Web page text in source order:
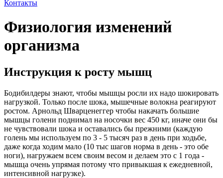
Контакты
Физиология изменений
организма
Инструкция к росту мышц
Бодибилдеры знают, чтобы мышцы росли их надо шокировать
нагрузкой. Только после шока, мышечные волокна реагируют
ростом. Арнольд Шварценеггер чтобы накачать большие
мышцы голени поднимал на носочки вес 450 кг, иначе они бы
не чувствовали шока и оставались бы прежними (каждую
голень мы используем по 3 - 5 тысяч раз в день при ходьбе,
даже когда ходим мало (10 тыс шагов норма в день - это обе
ноги), нагружаем всем своим весом и делаем это с 1 года -
мышца очень упрямая потому что привыкшая к ежедневной,
интенсивной нагрузке).